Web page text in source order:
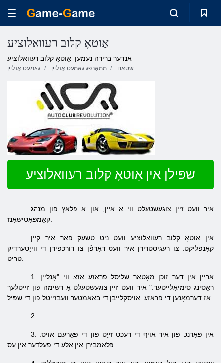
אַוטאָ קלוב רעוואלוציע
אנדער ברירה נעמען: אַוטאָ קלוב רעוואלוציע
גאַמעס אָנליין ממאָרפּג גאַמעס אָנליין שטאַם
שפּילן אין אַוטאָ קלוב רעוואלוציע
איר וועט זיין צוגעשטעלט ווי אַ איין, און אַ פּלאַץ פון מנהג
אין אַוטאָ קלוב רעוואלוציע וועט ניט טשעק פֿאַר איר קיין
קאָנפליקט. צו רעגיסטרירן איר וועט דאַרפֿן צו דורכפירן די ווייַטערדיק
טריט:
1. אַרייַן אין דער זוכן מאָטאָר שליסל פראַזע אַזאַ ווי "אָנליין
ראַסינג סימיאַלייטער." איר וועט זיין צוגעשטעלט אַ רשימה פון זייטלעך
2.
3.
אין פאָרנט פון איר אויף די רעכט זייַט פון די פאָרעם אויס.